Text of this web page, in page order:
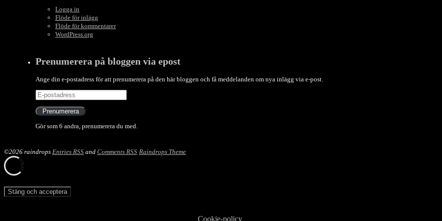
Logga in
Flöde för inlägg
Flöde för kommentarer
WordPress.org
Prenumerera på bloggen via epost
Ange din e-postadress för att prenumerera på den här bloggen och få meddelanden om nya inlägg via e-post.
E-
postadress
Prenumerera
Gör som 6 andra, prenumerera du med.
©2026 raindrops Entries RSS and Comments RSS Raindrops Theme
Cookie-policy